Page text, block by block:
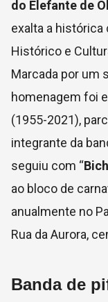
do Elefante de
exalta a histórica
Histórico e
Marcada por um
homenagem foi
(1955-2021),
integrante da
seguiu com “
ao bloco de
anualmente no
Rua da Aurora,
Banda de